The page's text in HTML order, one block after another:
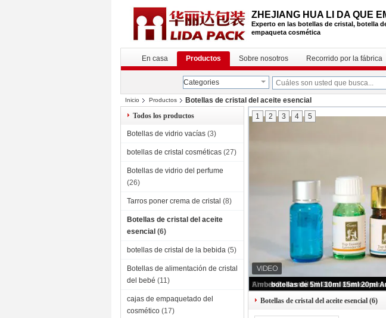
ZHEJIANG HUA LI DA QUE
Experto en las botellas de cristal, botella
empaqueta cosmética
En casa Productos Sobre nosotros Recorrido por la fábrica
Categories
Inicio Productos
Botellas de cristal del aceite esencial
Todos los productos
Botellas de vidrio vacías (3)
botellas de cristal cosméticas (27)
Botellas de vidrio del perfume
(26)
Tarros poner crema de cristal (8)
Botellas de cristal del aceite
esencial (6)
botellas de cristal de la bebida (5)
Botellas de alimentación de cristal
del bebé (11)
cajas de empaquetado del
cosmético (17)
1 2 3 4 5
Botellas de cristal del aceite esencial (6)